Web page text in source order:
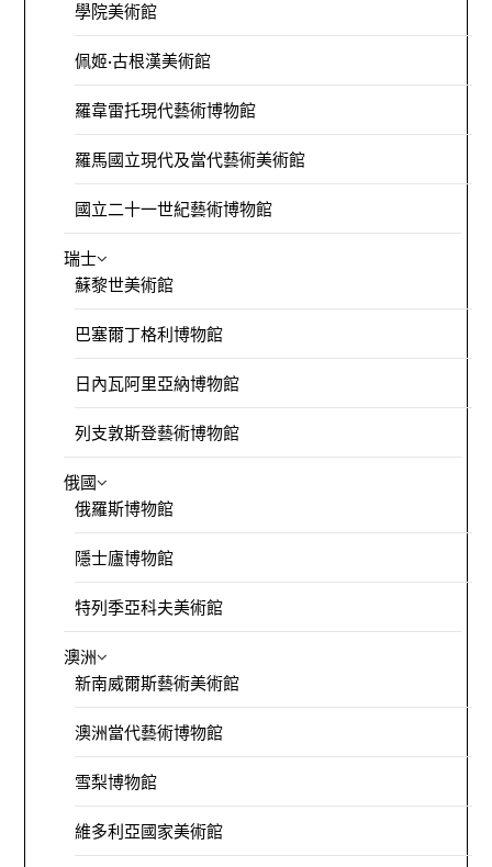
學院美術館
佩姬·古根漢美術館
羅韋雷托現代藝術博物館
羅馬國立現代及當代藝術美術館
國立二十一世紀藝術博物館
瑞士
蘇黎世美術館
巴塞爾丁格利博物館
日內瓦阿里亞納博物館
列支敦斯登藝術博物館
俄國
俄羅斯博物館
隱士廬博物館
特列季亞科夫美術館
澳洲
新南威爾斯藝術美術館
澳洲當代藝術博物館
雪梨博物館
維多利亞國家美術館